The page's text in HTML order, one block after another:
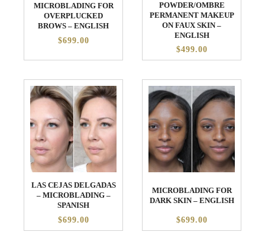
MICROBLADING FOR
OVERPLUCKED
BROWS – ENGLISH
$699.00
POWDER/OMBRE
PERMANENT MAKEUP
ON FAUX SKIN –
ENGLISH
$499.00
LAS CEJAS DELGADAS
– MICROBLADING –
SPANISH
$699.00
MICROBLADING FOR
DARK SKIN – ENGLISH
$699.00